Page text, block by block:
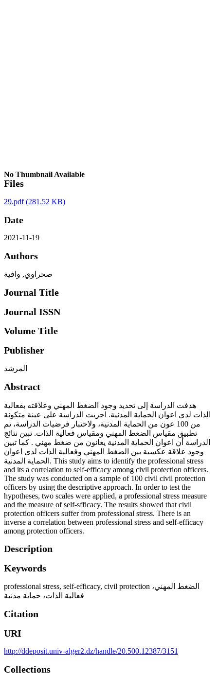
No Thumbnail Available
Files
29.pdf(281.52 KB)
Date
2021-11-19
Authors
صحراوي, وافية
Journal Title
Journal ISSN
Volume Title
Publisher
المرشد
Abstract
هدفت الدراسة إلى تحديد وجود الضغط المهني وعلاقته بفعالية
الذات لدى اعوان الحماية المدنية. اجريت الدراسة على عينة متكونة
من 100 عون من الحماية المدنية، ولاختبار فرضيات الدراسة، تم
تطبيق مقياس الضغط المهني ومقياس فعالية الذات. تبين نتائج
الدراسة أن اعوان الحماية المدنية يعانون من ضغط مهني . كما تبين
وجود علاقة عكسية بين الضغط المهني وفعالية الذات لدى اعوان
الحماية المدنية. This study aims to identify the professional stress
and its a correlation to self-efficacy among civil protection officers.
The study was conducted on a sample of 100 civil civil protection
officers by using the descriptive approach. In order to test the
hypotheses, two scales were applied, a professional stress measure
and the measure of self-sfficacy. The results showed that civil
protection officers suffer from professional stress. There is an
inverse a correlation between professional stress and self-efficacy
among protection officers.
Description
Keywords
professional stress, self-efficacy, civil protection الضغط المهني،
فعالية الذات، حماية مدنية
Citation
URI
http://ddeposit.univ-alger2.dz/handle/20.500.12387/3151
Collections